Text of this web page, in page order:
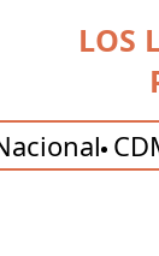
LOS